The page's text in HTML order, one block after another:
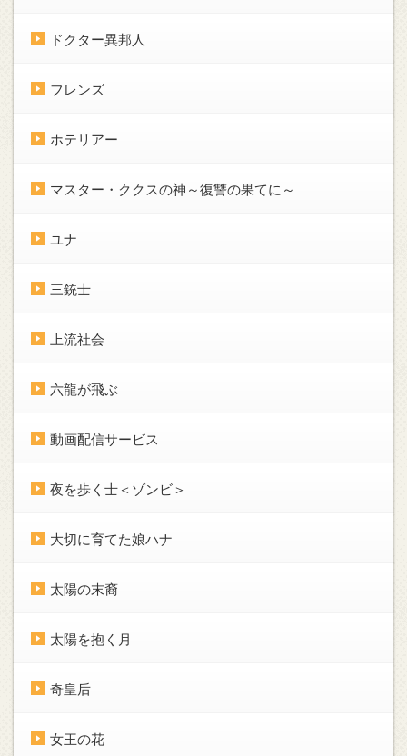
ドクター異邦人
フレンズ
ホテリアー
マスター・ククスの神～復讐の果てに～
ユナ
三銃士
上流社会
六龍が飛ぶ
動画配信サービス
夜を歩く士＜ゾンビ＞
大切に育てた娘ハナ
太陽の末裔
太陽を抱く月
奇皇后
女王の花